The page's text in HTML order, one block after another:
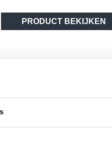
PRODUCT BEKIJKEN